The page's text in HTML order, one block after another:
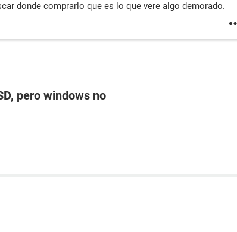
donde comprarlo que es lo que vere algo demorado.
pero windows no